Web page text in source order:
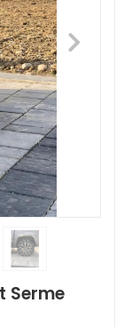
Serme